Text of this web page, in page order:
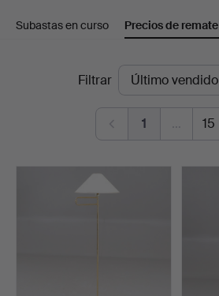
en
Auktionsverket
Norrköping
Subastas en curso Precios de remate
Filtrar
1 … 15